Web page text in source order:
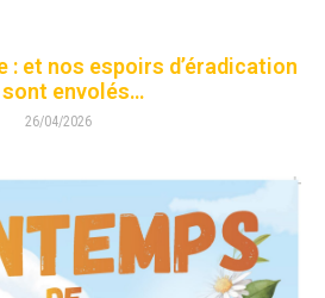
: et nos espoirs d’éradication
envolés…
26/04/2026